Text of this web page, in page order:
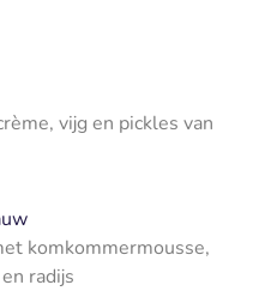
vijg en pickles van
komkommermousse,
radijs